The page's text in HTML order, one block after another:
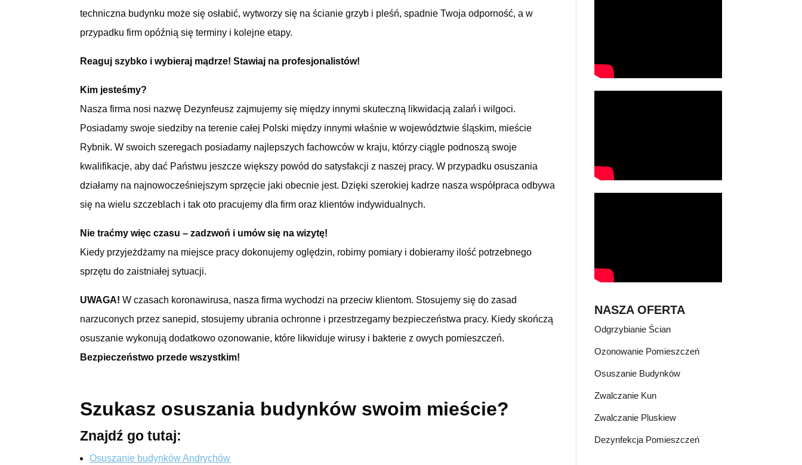
techniczna budynku może się osłabić, wytworzy się na ścianie grzyb i pleśń, spadnie Twoja odporność, a w
przypadku firm opóźnią się terminy i kolejne etapy.
Reaguj szybko i wybieraj mądrze! Stawiaj na profesjonalistów!
Kim jesteśmy?
Nasza firma nosi nazwę Dezynfeusz zajmujemy się między innymi skuteczną likwidacją zalań i wilgoci.
Posiadamy swoje siedziby na terenie całej Polski między innymi właśnie w województwie śląskim, mieście
Rybnik. W swoich szeregach posiadamy najlepszych fachowców w kraju, którzy ciągle podnoszą swoje
kwalifikacje, aby dać Państwu jeszcze większy powód do satysfakcji z naszej pracy. W przypadku osuszania
działamy na najnowocześniejszym sprzęcie jaki obecnie jest. Dzięki szerokiej kadrze nasza współpraca odbywa
się na wielu szczeblach i tak oto pracujemy dla firm oraz klientów indywidualnych.
Nie traćmy więc czasu – zadzwoń i umów się na wizytę!
Kiedy przyjeżdżamy na miejsce pracy dokonujemy oględzin, robimy pomiary i dobieramy ilość potrzebnego
sprzętu do zaistniałej sytuacji.
UWAGA! W czasach koronawirusa, nasza firma wychodzi na przeciw klientom. Stosujemy się do zasad
narzuconych przez sanepid, stosujemy ubrania ochronne i przestrzegamy bezpieczeństwa pracy. Kiedy skończą
osuszanie wykonują dodatkowo ozonowanie, które likwiduje wirusy i bakterie z owych pomieszczeń.
Bezpieczeństwo przede wszystkim!
Szukasz osuszania budynków swoim mieście?
Znajdź go tutaj:
Osuszanie budynków Andrychów
NASZA OFERTA
Odgrzybianie Ścian
Ozonowanie Pomieszczeń
Osuszanie Budynków
Zwalczanie Kun
Zwalczanie Pluskiew
Dezynfekcja Pomieszczeń